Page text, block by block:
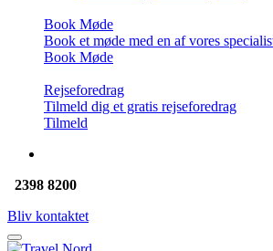
Book Møde
Book et møde med en af vores
Book Møde
Rejseforedrag
Tilmeld dig et gratis rejseforedrag
Tilmeld
2398 8200
Bliv kontaktet